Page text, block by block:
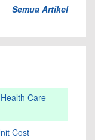
Semua Artikel
Care
Cost